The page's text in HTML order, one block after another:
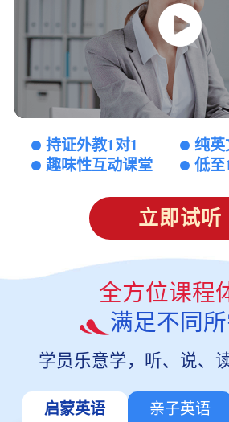
持证外教1对1
纯英
趣味性互动课堂
低至
立即试听
全方位课程
满足不同
学员乐意学，听、说、
启蒙英语 亲子英语